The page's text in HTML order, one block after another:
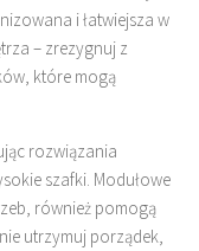
i łatwiejsza w
– zrezygnuj z
które mogą
rozwiązania
szafki. Modułowe
również pomogą
utrzymuj porządek,